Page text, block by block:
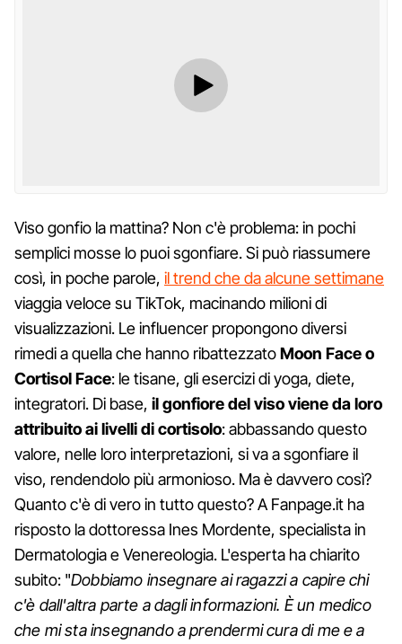
Viso gonfio la mattina? Non c'è problema: in pochi
semplici mosse lo puoi sgonfiare. Si può riassumere
così, in poche parole, il trend che da alcune settimane
viaggia veloce su TikTok, macinando milioni di
visualizzazioni. Le influencer propongono diversi
rimedi a quella che hanno ribattezzatoMoon Face o
Cortisol Face: le tisane, gli esercizi di yoga, diete,
integratori. Di base, il gonfiore del viso viene da loro
attribuito ai livelli di cortisolo: abbassando questo
valore, nelle loro interpretazioni, si va a sgonfiare il
viso, rendendolo più armonioso. Ma è davvero così?
Quanto c'è di vero in tutto questo? A Fanpage.it ha
risposto la dottoressa Ines Mordente, specialista in
Dermatologia e Venereologia. L'esperta ha chiarito
subito: "Dobbiamo insegnare ai ragazzi a capire chi
c'è dall'altra parte a dagli informazioni. È un medico
che mi sta insegnando a prendermi cura di me e a